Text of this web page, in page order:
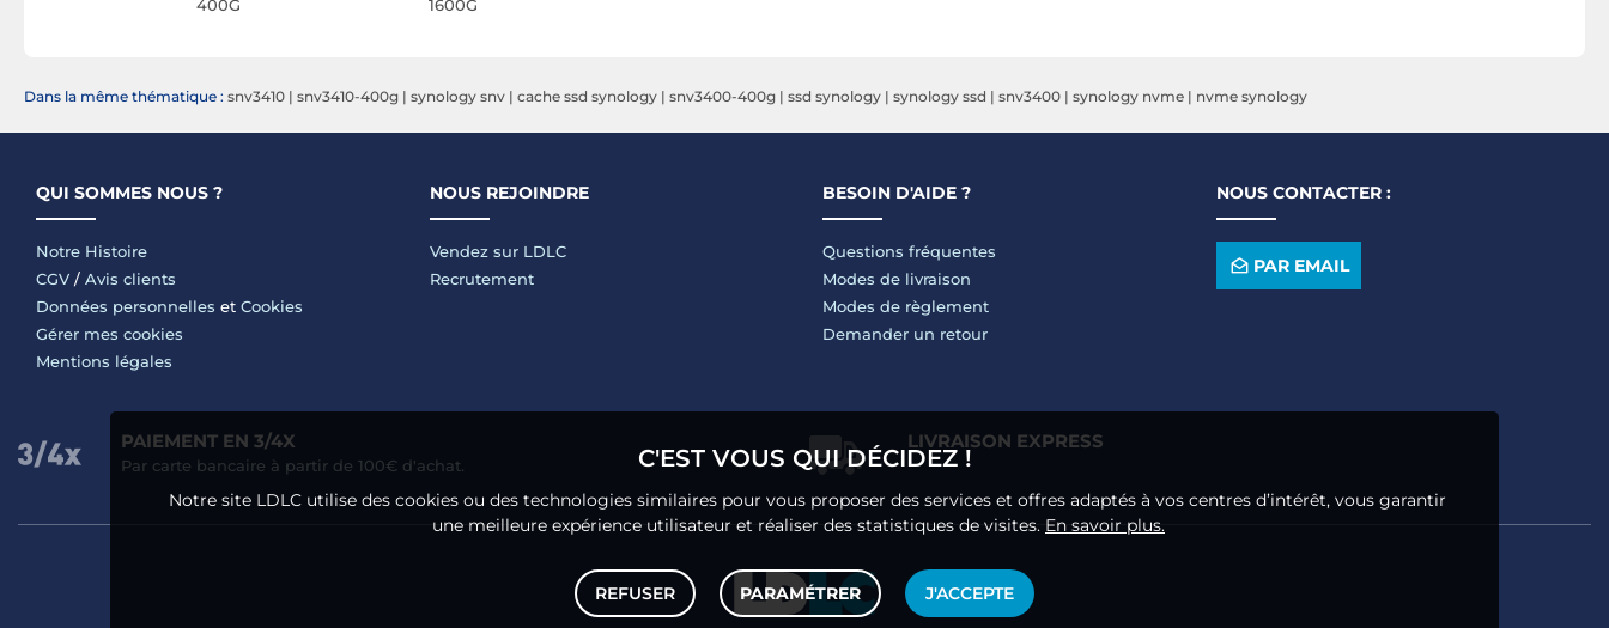
400G
1600G
Dans la même thématique : snv3410 | snv3410-400g | synology snv | cache ssd synology | snv3400-400g | ssd synology | synology ssd | snv3400 | synology nvme | nvme synology
QUI SOMMES NOUS ?
Notre Histoire
CGV / Avis clients
Données personnelles et Cookies
Gérer mes cookies
Mentions légales
NOUS REJOINDRE
Vendez sur LDLC
Recrutement
BESOIN D'AIDE ?
Questions fréquentes
Modes de livraison
Modes de règlement
Demander un retour
NOUS CONTACTER :
PAR EMAIL
PAIEMENT EN 3/4X
Par carte bancaire à partir de 100€ d'achat.
LIVRAISON EXPRESS
C'EST VOUS QUI DÉCIDEZ !
Notre site LDLC utilise des cookies ou des technologies similaires pour vous proposer des services et offres adaptés à vos centres d’intérêt, vous garantir
une meilleure expérience utilisateur et réaliser des statistiques de visites. En savoir plus.
REFUSER PARAMÉTRER J'ACCEPTE